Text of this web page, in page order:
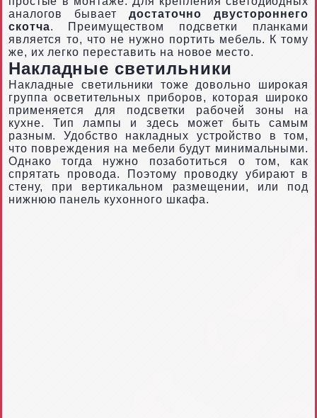
аналогов бываетдостаточно двустороннего
скотча. Преимуществом подсветки планками
является то, что не нужно портить мебель. К тому
же, их легко переставить на новое место.
Накладные светильники
Накладные светильники тоже довольно широкая
группа осветительных приборов, которая широко
применяется для подсветки рабочей зоны на
кухне. Тип лампы и здесь может быть самым
разным. Удобство накладных устройство в том,
что повреждения на мебели будут минимальными.
Однако тогда нужно позаботиться о том, как
спрятать провода. Поэтому проводку убирают в
стену, при вертикальном размещении, или под
нижнюю панель кухонного шкафа.